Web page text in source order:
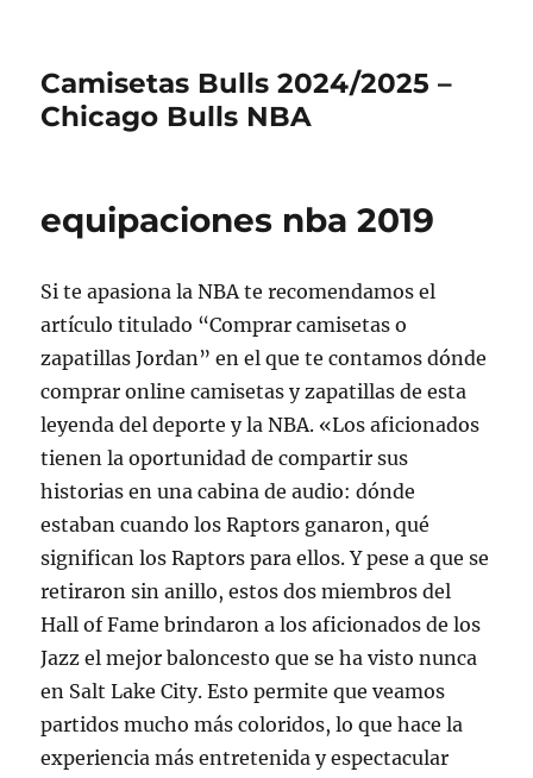
Camisetas Bulls 2024/2025 –
Chicago Bulls NBA
equipaciones nba 2019
Si te apasiona la NBA te recomendamos el
artículo titulado “Comprar camisetas o
zapatillas Jordan” en el que te contamos dónde
comprar online camisetas y zapatillas de esta
leyenda del deporte y la NBA. «Los aficionados
tienen la oportunidad de compartir sus
historias en una cabina de audio: dónde
estaban cuando los Raptors ganaron, qué
significan los Raptors para ellos. Y pese a que se
retiraron sin anillo, estos dos miembros del
Hall of Fame brindaron a los aficionados de los
Jazz el mejor baloncesto que se ha visto nunca
en Salt Lake City. Esto permite que veamos
partidos mucho más coloridos, lo que hace la
experiencia más entretenida y espectacular